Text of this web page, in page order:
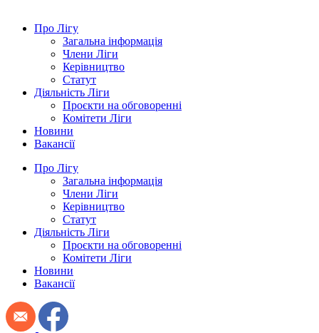
Про Лігу
Загальна інформація
Члени Ліги
Керівництво
Статут
Діяльність Ліги
Проєкти на обговоренні
Комітети Ліги
Новини
Вакансії
Про Лігу
Загальна інформація
Члени Ліги
Керівництво
Статут
Діяльність Ліги
Проєкти на обговоренні
Комітети Ліги
Новини
Вакансії